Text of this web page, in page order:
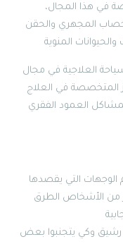
في هذا المجال،
المجهري والحقن
العلاجية في مجال
المتخصصة في العلاج
العمود الفقري
التي يقصدها
من الأشخاص الطرق
رشيق وكي يتجنبوا بعض